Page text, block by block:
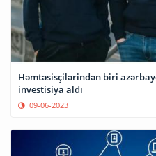
Həmtəsisçilərindən biri
investisiya aldı
09-06-2023